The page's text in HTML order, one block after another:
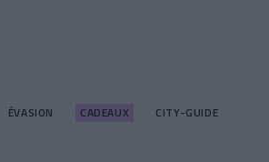
ÉVASION CADEAUX CITY-GUIDE